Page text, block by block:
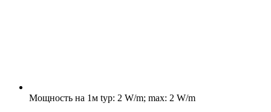
Мощность на 1м typ: 2 W/m; max: 2 W/m